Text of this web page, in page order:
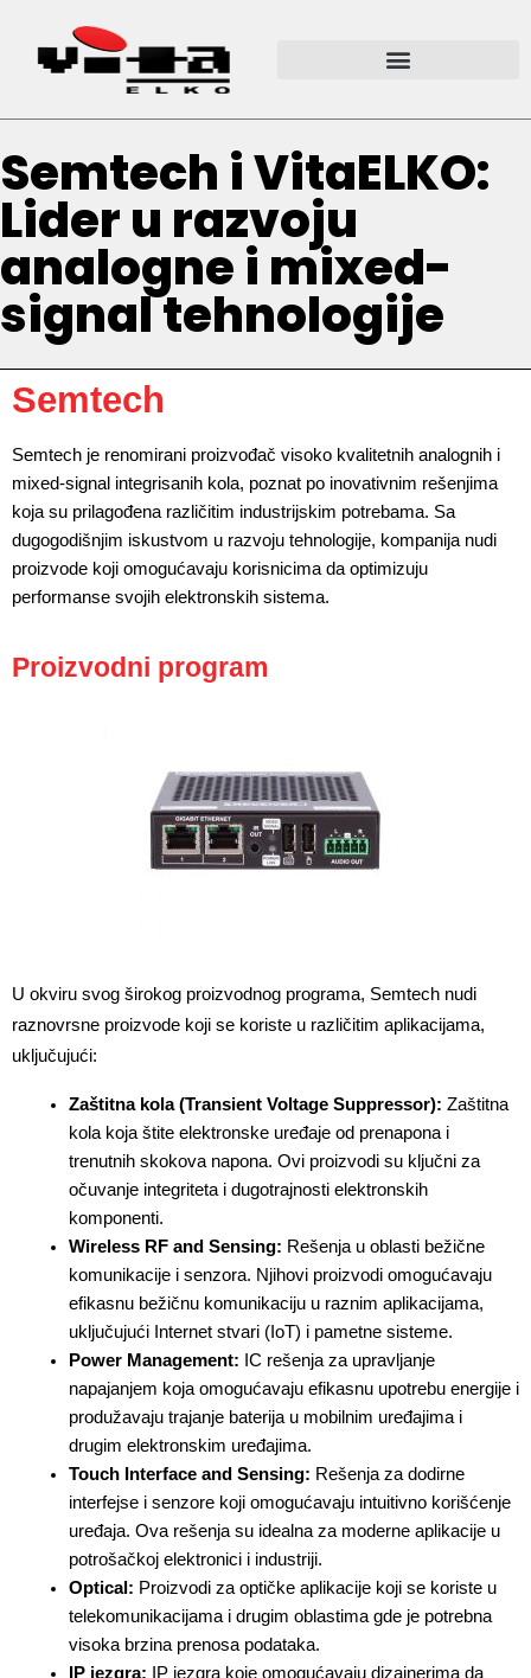
Semtech i VitaELKO:
Lider u razvoju
analogne i mixed-
signal tehnologije
Semtech
Semtech je renomirani proizvođač visoko kvalitetnih analognih i
mixed-signal integrisanih kola, poznat po inovativnim rešenjima
koja su prilagođena različitim industrijskim potrebama. Sa
dugogodišnjim iskustvom u razvoju tehnologije, kompanija nudi
proizvode koji omogućavaju korisnicima da optimizuju
performanse svojih elektronskih sistema.
Proizvodni program
U okviru svog širokog proizvodnog programa, Semtech nudi
raznovrsne proizvode koji se koriste u različitim aplikacijama,
uključujući:
Zaštitna kola (Transient Voltage Suppressor): Zaštitna
kola koja štite elektronske uređaje od prenapona i
trenutnih skokova napona. Ovi proizvodi su ključni za
očuvanje integriteta i dugotrajnosti elektronskih
komponenti.
Wireless RF and Sensing: Rešenja u oblasti bežične
komunikacije i senzora. Njihovi proizvodi omogućavaju
efikasnu bežičnu komunikaciju u raznim aplikacijama,
uključujući Internet stvari (IoT) i pametne sisteme.
Power Management: IC rešenja za upravljanje
napajanjem koja omogućavaju efikasnu upotrebu energije i
produžavaju trajanje baterija u mobilnim uređajima i
drugim elektronskim uređajima.
Touch Interface and Sensing: Rešenja za dodirne
interfejse i senzore koji omogućavaju intuitivno korišćenje
uređaja. Ova rešenja su idealna za moderne aplikacije u
potrošačkoj elektronici i industriji.
Optical: Proizvodi za optičke aplikacije koji se koriste u
telekomunikacijama i drugim oblastima gde je potrebna
visoka brzina prenosa podataka.
IP jezgra:
IP jezgra koje omogućavaju dizajnerima da